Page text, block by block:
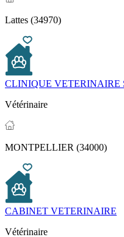
Lattes (34970)
CLINIQUE VETERINAIRE
Vétérinaire
MONTPELLIER (34000)
CABINET VETERINAIRE
Vétérinaire